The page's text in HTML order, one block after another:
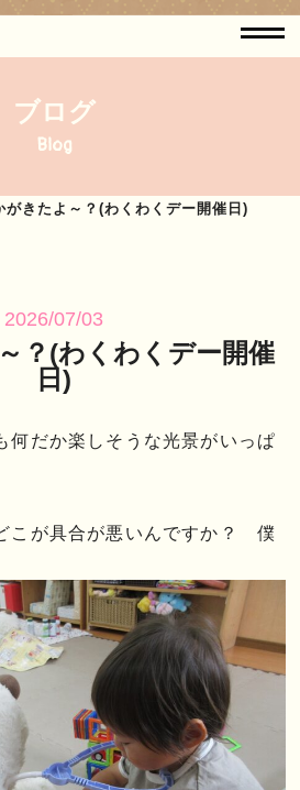
ブログ
Blog
がきたよ～？(わくわくデー開催日)
2026/07/03
？(わくわくデー開催
日)
何だか楽しそうな光景がいっぱ
こが具合が悪いんですか？ 僕